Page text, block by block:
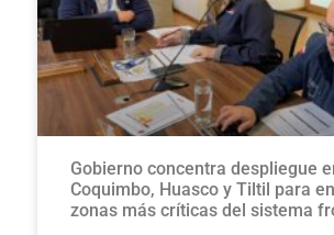
Gobierno concentra despliegue
Coquimbo, Huasco y Tiltil para
zonas más críticas del sistema